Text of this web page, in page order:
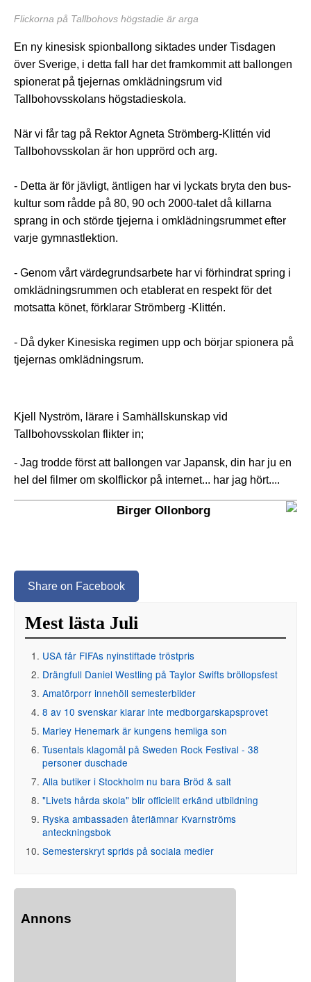
Flickorna på Tallbohovs högstadie är arga
En ny kinesisk spionballong siktades under Tisdagen
över Sverige, i detta fall har det framkommit att ballongen
spionerat på tjejernas omklädningsrum vid
Tallbohovsskolans högstadieskola.
När vi får tag på Rektor Agneta Strömberg-Klittén vid
Tallbohovsskolan är hon upprörd och arg.
- Detta är för jävligt, äntligen har vi lyckats bryta den bus-
kultur som rådde på 80, 90 och 2000-talet då killarna
sprang in och störde tjejerna i omklädningsrummet efter
varje gymnastlektion.
- Genom vårt värdegrundsarbete har vi förhindrat spring i
omklädningsrummen och etablerat en respekt för det
motsatta könet, förklarar Strömberg -Klittén.
- Då dyker Kinesiska regimen upp och börjar spionera på
tjejernas omklädningsrum.
Kjell Nyström, lärare i Samhällskunskap vid
Tallbohovsskolan flikter in;
- Jag trodde först att ballongen var Japansk, din har ju en
hel del filmer om skolflickor på internet... har jag hört....
Birger Ollonborg
Share on Facebook
Mest lästa Juli
USA får FIFAs nyinstiftade tröstpris
Drängfull Daniel Westling på Taylor Swifts bröllopsfest
Amatörporr innehöll semesterbilder
8 av 10 svenskar klarar inte medborgarskapsprovet
Marley Henemark är kungens hemliga son
Tusentals klagomål på Sweden Rock Festival - 38
personer duschade
Alla butiker i Stockholm nu bara Bröd & salt
"Livets hårda skola" blir officiellt erkänd utbildning
Ryska ambassaden återlämnar Kvarnströms
anteckningsbok
Semesterskryt sprids på sociala medier
Annons